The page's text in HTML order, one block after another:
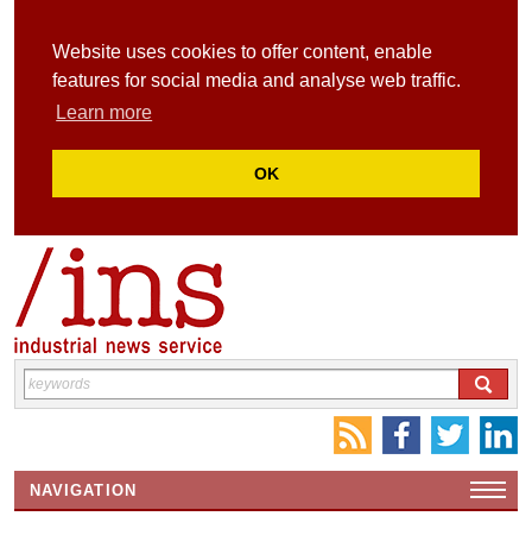
Website uses cookies to offer content, enable
features for social media and analyse web traffic.
Learn more
OK
NAVIGATION